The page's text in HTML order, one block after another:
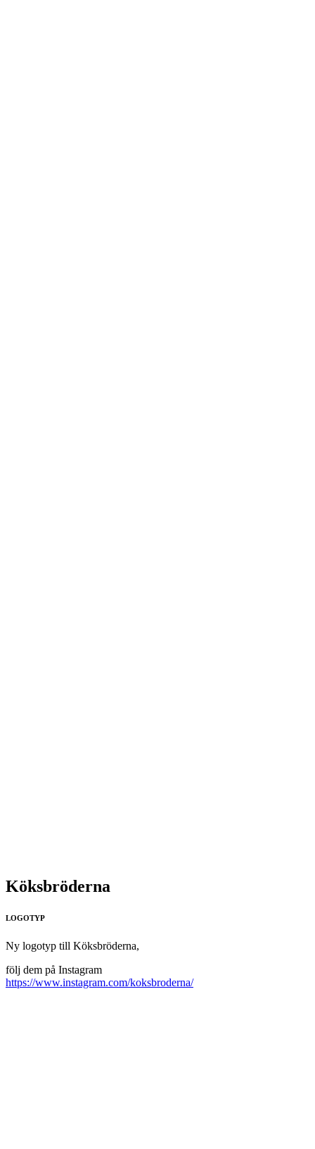
Köksbröderna
LOGOTYP
Ny logotyp till Köksbröderna,
följ dem på Instagram
https://www.instagram.com/koksbroderna/